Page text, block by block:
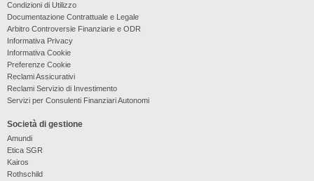
Condizioni di Utilizzo
Documentazione Contrattuale e Legale
Arbitro Controversie Finanziarie e ODR
Informativa Privacy
Informativa Cookie
Preferenze Cookie
Reclami Assicurativi
Reclami Servizio di Investimento
Servizi per Consulenti Finanziari Autonomi
Società di gestione
Amundi
Etica SGR
Kairos
Rothschild